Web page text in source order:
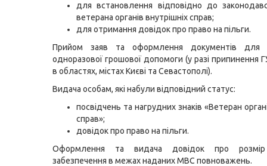
для встановлення відповідно до
ветерана органів внутрішніх справ;
для отримання довідок про право на пільги.
Прийом заяв та оформлення документів для
одноразової грошової допомоги (у разі
в областях, містах Києві та Севастополі).
Видача особам, які набули відповідний статус:
посвідчень та нагрудних знаків «Ветеран
справ»;
довідок про право на пільги.
Оформлення та видача довідок про розмір
забезпечення в межах наданих МВС повноважень.